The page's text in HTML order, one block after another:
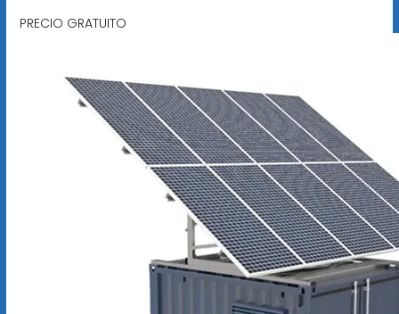
PRECIO GRATUITO